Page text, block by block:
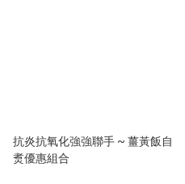
抗炎抗氧化強強聯手 ~ 薑黃飯自
煑優惠組合